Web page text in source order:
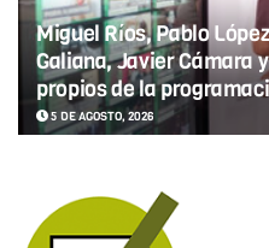
Miguel Ríos, Pablo
Galiana, Javier Cámara
propios de la
5 DE AGOSTO, 2026